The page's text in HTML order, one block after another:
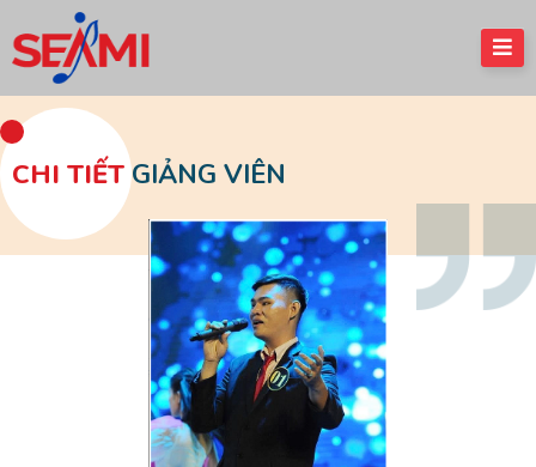
CHI TIẾTGIẢNG VIÊN